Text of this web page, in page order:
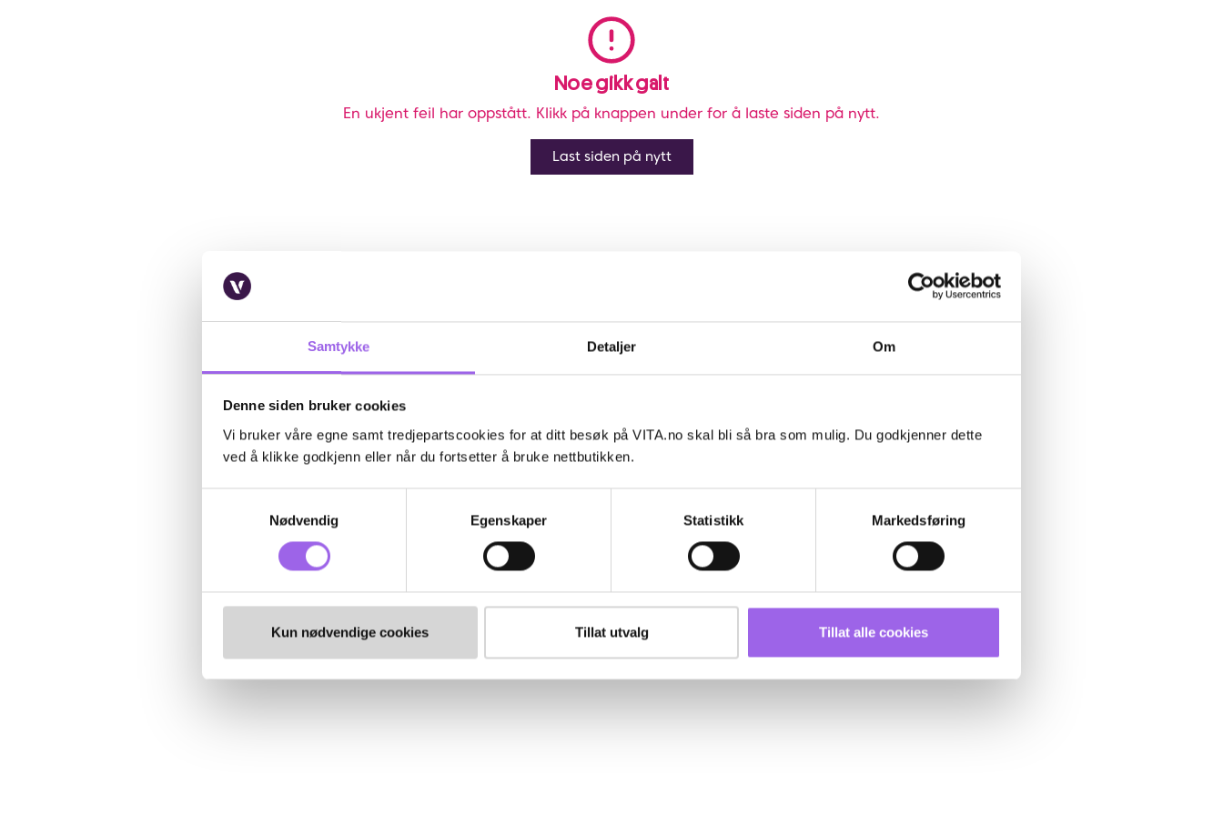
Samtykke Detaljer Om
Denne siden bruker cookies
Vi bruker våre egne samt tredjepartscookies for at ditt besøk på VITA.no skal bli så bra som mulig. Du godkjenner dette
ved å klikke godkjenn eller når du fortsetter å bruke nettbutikken.
Nødvendig
Egenskaper Statistikk Markedsføring
Kun nødvendige cookies Tillat utvalg Tillat alle cookies
Noe gikk galt
En ukjent feil har oppstått. Klikk på knappen under for å laste siden på nytt.
Last siden på nytt